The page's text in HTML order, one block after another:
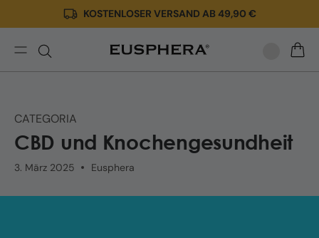
zum
Inhalt
KOSTENLOSER VERSAND AB 49,90 €
CBD
CATEGORIA
CBD und Knochengesundheit
3. März 2025 Eusphera